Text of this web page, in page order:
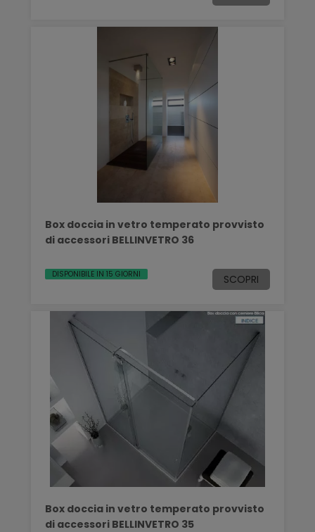
Box doccia in vetro temperato provvisto
di accessori BELLINVETRO 36
DISPONIBILE IN 15 GIORNI SCOPRI
Box doccia in vetro temperato provvisto
di accessori BELLINVETRO 35